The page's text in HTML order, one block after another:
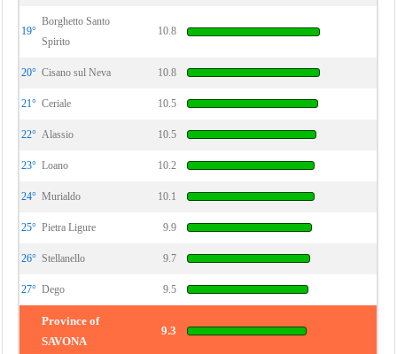
19°
Borghetto Santo
Spirito
10.8
20° Cisano sul Neva 10.8
21° Ceriale 10.5
22° Alassio 10.5
23° Loano 10.2
24° Murialdo 10.1
25° Pietra Ligure 9.9
26° Stellanello 9.7
27° Dego 9.5
Province of
SAVONA
9.3